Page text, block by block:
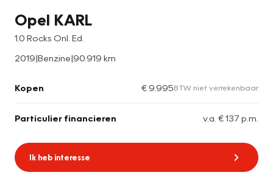
Opel KARL
1.0 Rocks Onl. Ed.
2019|Benzine|90.919 km
Kopen € 9.995BTW niet verrekenbaar
Particulier financieren v.a. € 137 p.m.
Ik heb interesse